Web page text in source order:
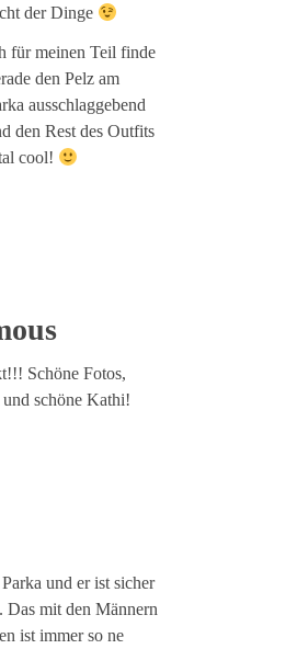
der Dinge
für meinen Teil finde
den Pelz am
ausschlaggebend
den Rest des Outfits
cool!
Schöne Fotos,
schöne Kathi!
und er ist sicher
Das mit den Männern
ist immer so ne